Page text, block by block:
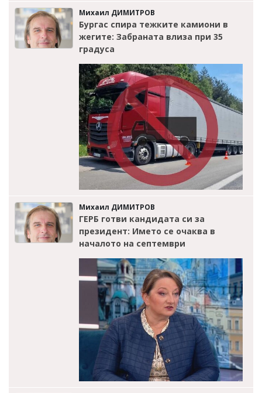
Михаил ДИМИТРОВ
Бургас спира тежките камиони в
жегите: Забраната влиза при 35
градуса
Михаил ДИМИТРОВ
ГЕРБ готви кандидата си за
президент: Името се очаква в
началото на септември